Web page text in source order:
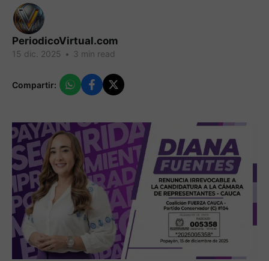
PeriodicoVirtual.com
15 dic. 2025 • 3 min read
Compartir: